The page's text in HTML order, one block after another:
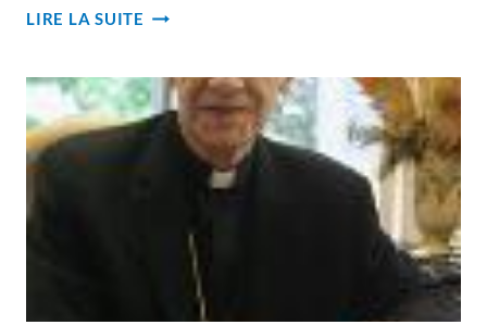
LIRE LA SUITE L’AASFA
AMIS
DE
SAINT-
FRANÇOIS
D’ASSISE)